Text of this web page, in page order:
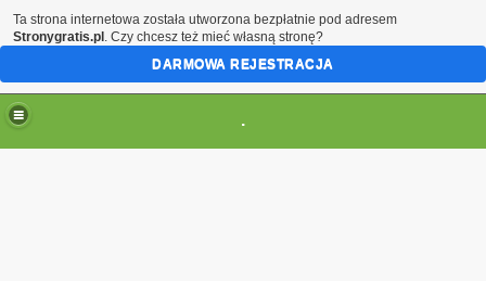
.
Ta strona internetowa została utworzona bezpłatnie pod adresem
Stronygratis.pl . Czy chcesz też mieć własną stronę?
DARMOWA REJESTRACJA